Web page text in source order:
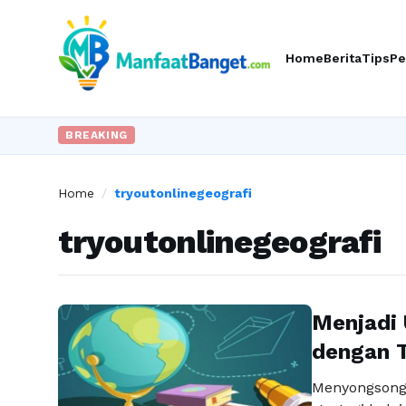
HomeBeritaTips
BREAKING
Home / tryoutonlinegeografi
tryoutonlinegeografi
Menjadi
dengan